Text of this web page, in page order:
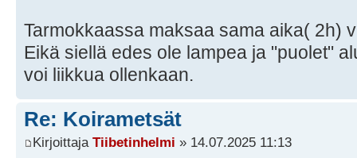
Tarmokkaassa maksaa sama aika( 2h)
Eikä siellä edes ole lampea ja "puolet"
voi liikkua ollenkaan.
Re: Koirametsät
Kirjoittaja Tiibetinhelmi » 14.07.2025 11:13